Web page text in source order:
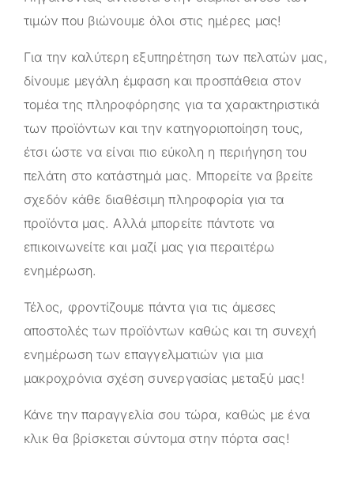
τιμών που βιώνουμε όλοι στις ημέρες μας!
Για την καλύτερη εξυπηρέτηση των πελατών μας,
δίνουμε μεγάλη έμφαση και προσπάθεια στον
τομέα της πληροφόρησης για τα χαρακτηριστικά
των προϊόντων και την κατηγοριοποίηση τους,
έτσι ώστε να είναι πιο εύκολη η περιήγηση του
πελάτη στο κατάστημά μας. Μπορείτε να βρείτε
σχεδόν κάθε διαθέσιμη πληροφορία για τα
προϊόντα μας. Αλλά μπορείτε πάντοτε να
επικοινωνείτε και μαζί μας για περαιτέρω
ενημέρωση.
Τέλος, φροντίζουμε πάντα για τις άμεσες
αποστολές των προϊόντων καθώς και τη συνεχή
ενημέρωση των επαγγελματιών για μια
μακροχρόνια σχέση συνεργασίας μεταξύ μας!
Κάνε την παραγγελία σου τώρα, καθώς με ένα
κλικ θα βρίσκεται σύντομα στην πόρτα σας!